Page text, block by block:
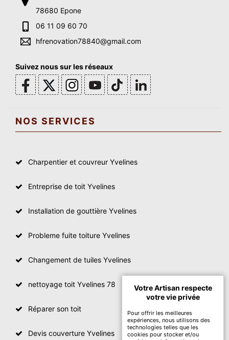
78680 Epone
06 11 09 60 70
hfrenovation78840@gmail.com
Suivez nous sur les réseaux
NOS SERVICES
Charpentier et couvreur Yvelines
Entreprise de toit Yvelines
Installation de gouttière Yvelines
Probleme fuite toiture Yvelines
Changement de tuiles Yvelines
nettoyage toit Yvelines 78
Réparer son toit
Devis couverture Yvelines
Votre Artisan respecte
votre vie privée
Pour offrir les meilleures
expériences, nous utilisons des
technologies telles que les
cookies pour stocker et/ou